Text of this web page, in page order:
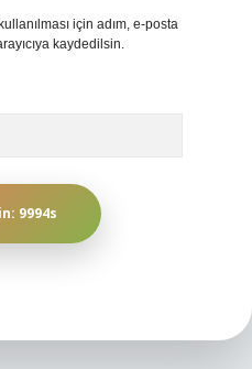
için adım, e-posta
kaydedilsin.